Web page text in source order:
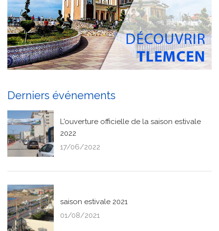
Derniers événements
L'ouverture officielle de la saison estivale
2022
17/06/2022
saison estivale 2021
01/08/2021